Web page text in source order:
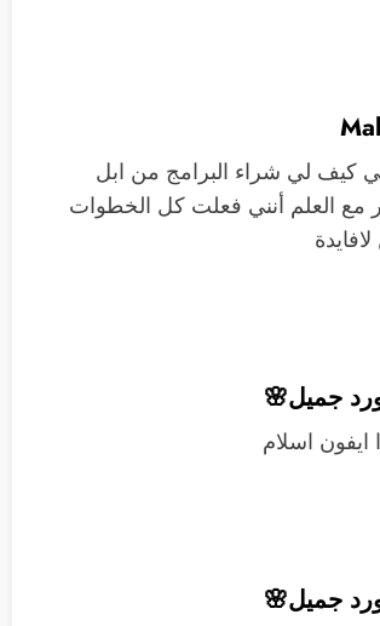
كيف لي شراء البرامج من ابل
مع العلم أنني فعلت كل الخطوات
جميل🌸
اسلام
جميل🌸